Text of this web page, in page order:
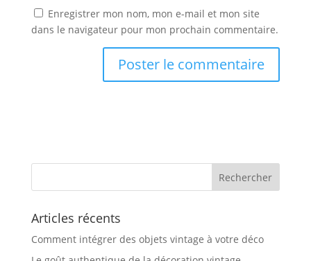
Enregistrer mon nom, mon e-mail et mon site
dans le navigateur pour mon prochain commentaire.
Articles récents
Comment intégrer des objets vintage à votre déco